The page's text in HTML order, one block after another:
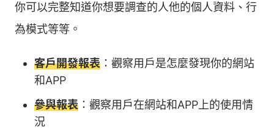
你可以完整知道你想要調查的人他的個人資料、行
為模式等等。
客戶開發報表 ：觀察用戶是怎麼發現你的網站
和APP
參與報表 ：觀察用戶在網站和APP上的使用情
況